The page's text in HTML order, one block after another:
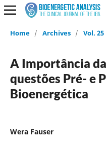
Home / Archives / Vol.
A Importância
questões Pré- e
Bioenergética
Wera Fauser